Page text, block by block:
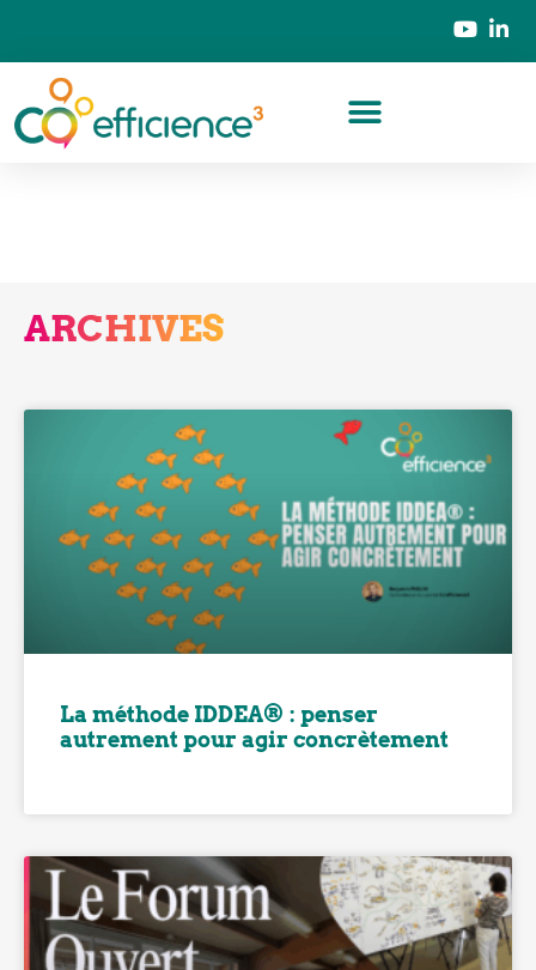
ARCHIVES
La méthode IDDEA® : penser
autrement pour agir concrètement